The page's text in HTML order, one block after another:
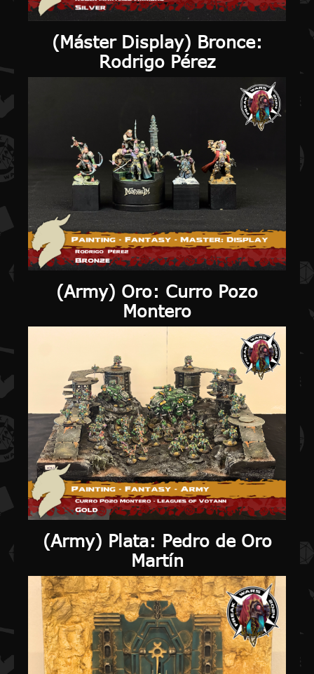
(Máster Display) Bronce:
Rodrigo Pérez
(Army) Oro: Curro Pozo
Montero
(Army) Plata: Pedro de Oro
Martín